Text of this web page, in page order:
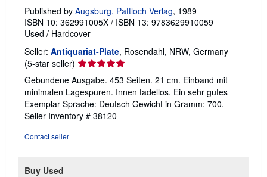
Published by Augsburg, Pattloch Verlag, 1989
ISBN 10: 362991005X / ISBN 13: 9783629910059
Used / Hardcover
Seller: Antiquariat-Plate, Rosendahl, NRW, Germany
(5-star seller) Seller
rating
5
out
of
5
Gebundene Ausgabe. 453 Seiten. 21 cm. Einband mit
minimalen Lagespuren. Innen tadellos. Ein sehr gutes
Exemplar Sprache: Deutsch Gewicht in Gramm: 700.
Seller Inventory # 38120
Contact seller
Buy Used